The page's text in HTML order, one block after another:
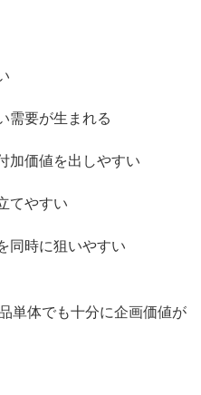
需要が生まれる
加価値を出しやすい
てやすい
同時に狙いやすい
単体でも十分に企画価値が